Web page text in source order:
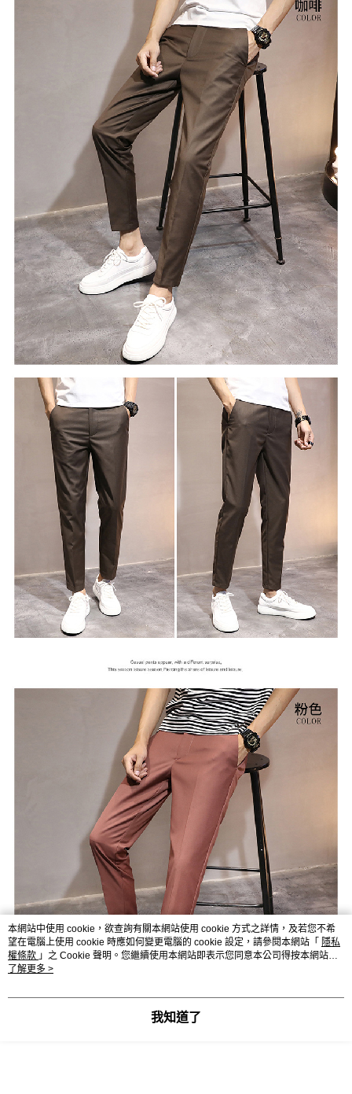
本網站中使用 cookie，欲查詢有關本網站使用 cookie 方式之詳情，及若您不希
望在電腦上使用 cookie 時應如何變更電腦的 cookie 設定，請參閱本網站「 隱私
權條款 」之 Cookie 聲明。您繼續使用本網站即表示您同意本公司得按本網站使
用條款之 Cookie 聲明使用 cookie。
了解更多 >
我知道了